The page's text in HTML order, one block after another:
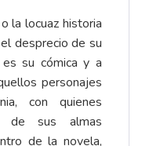
la locuaz historia
desprecio de su
su cómica y a
personajes
con quienes
de sus almas
de la novela,